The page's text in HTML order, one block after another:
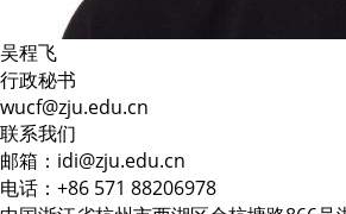
吴程飞
行政秘书
wucf@zju.edu.cn
联系我们
邮箱：idi@zju.edu.cn
电话：+86 571 88206978